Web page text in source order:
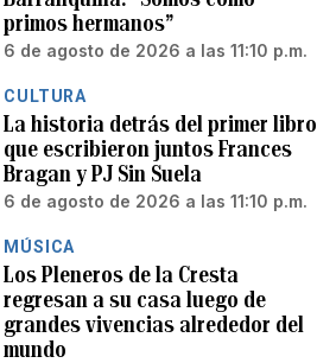
primos hermanos”
6 de agosto de 2026 a las 11:10 p.m.
CULTURA
La historia detrás del primer libro
que escribieron juntos Frances
Bragan y PJ Sin Suela
6 de agosto de 2026 a las 11:10 p.m.
MÚSICA
Los Pleneros de la Cresta
regresan a su casa luego de
grandes vivencias alrededor del
mundo